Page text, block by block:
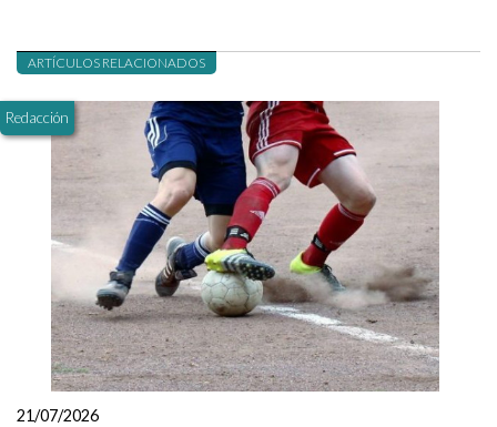
ARTÍCULOS RELACIONADOS
Redacción
21/07/2026